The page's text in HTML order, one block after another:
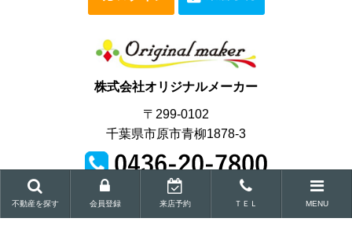
不動産を探す 会員登録 来店予約 ＴＥＬ MENU
株式会社オリジナルメーカー
〒299-0102
千葉県市原市青柳1878-3
営業時間｜9:00～18:00